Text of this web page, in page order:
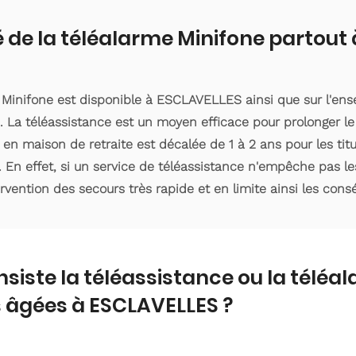
la téléalarme Minifone partout à
est disponible à ESCLAVELLES ainsi que sur
La téléassistance est un moyen efficace pour prolonger
en maison de retraite est décalée de 1 à 2 ans pour les
En effet, si un service de téléassistance n'empêche pas
des secours très rapide et en limite ainsi les
la téléassistance ou la
à ESCLAVELLES ?